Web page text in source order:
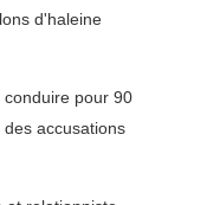
d'haleine
pour 90
accusations